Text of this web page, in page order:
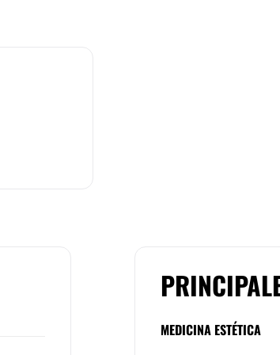
MEDICINA ESTÉTICA